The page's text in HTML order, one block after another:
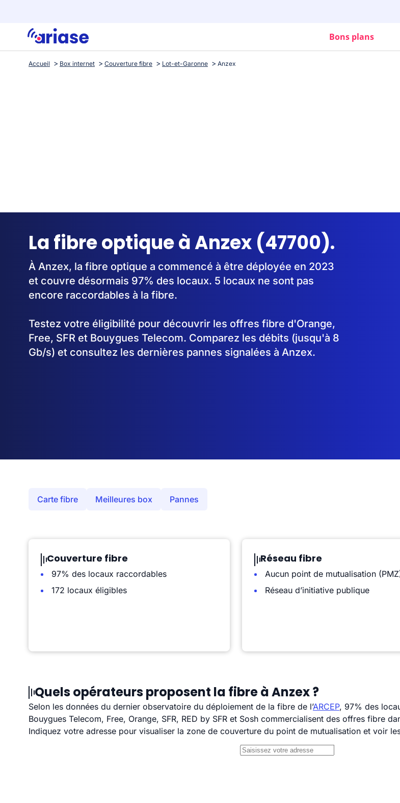
Bons plans
Accueil Box internet Couverture fibre Lot-et-Garonne Anzex
La fibre optique à Anzex (47700).
À Anzex, la fibre optique a commencé à être déployée en 2023
et couvre désormais 97% des locaux. 5 locaux ne sont pas
encore raccordables à la fibre.
Testez votre éligibilité pour découvrir les offres fibre d'Orange,
Free, SFR et Bouygues Telecom. Comparez les débits (jusqu'à 8
Gb/s) et consultez les dernières pannes signalées à Anzex.
Carte fibre Meilleures box Pannes
Couverture fibre
97% des locaux raccordables
172 locaux éligibles
Réseau fibre
Aucun point de mutualisation
Réseau d’initiative publique
Quels opérateurs proposent la fibre à Anzex ?
Selon les données du dernier observatoire du déploiement de la fibre de l’ARCEP, 97% des
Bouygues Telecom, Free, Orange, SFR, RED by SFR et Sosh commercialisent des offres fibre
Indiquez votre adresse pour visualiser la zone de couverture du point de mutualisation et voir